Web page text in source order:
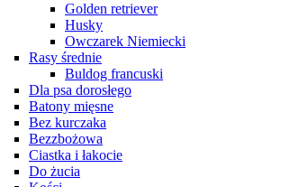
Golden retriever
Husky
Owczarek Niemiecki
Rasy średnie
Buldog francuski
Dla psa dorosłego
Batony mięsne
Bez kurczaka
Bezzbożowa
Ciastka i łakocie
Do żucia